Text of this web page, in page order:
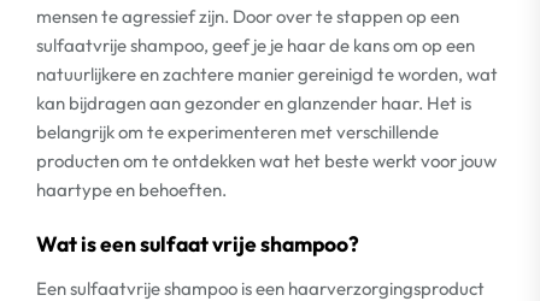
mensen te agressief zijn. Door over te stappen op een
sulfaatvrije shampoo, geef je je haar de kans om op een
natuurlijkere en zachtere manier gereinigd te worden, wat
kan bijdragen aan gezonder en glanzender haar. Het is
belangrijk om te experimenteren met verschillende
producten om te ontdekken wat het beste werkt voor jouw
haartype en behoeften.
Wat is een sulfaat vrije shampoo?
Een sulfaatvrije shampoo is een haarverzorgingsproduct